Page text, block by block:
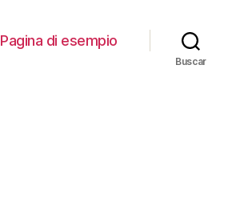
Pagina di esempio
Buscar